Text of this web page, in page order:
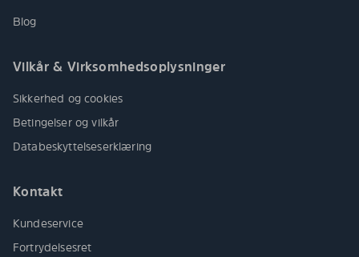
Blog
Vilkår & Virksomhedsoplysninger
Sikkerhed og cookies
Betingelser og vilkår
Databeskyttelseserklæring
Kontakt
Kundeservice
Fortrydelsesret